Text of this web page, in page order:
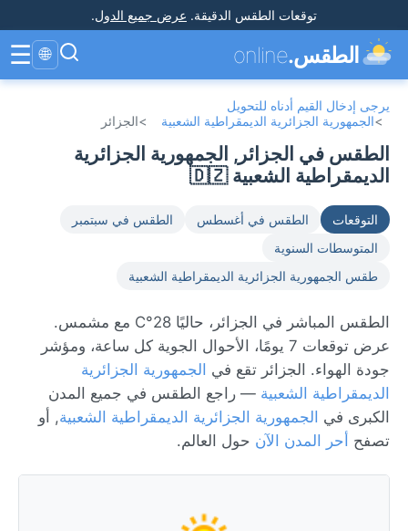
توقعات الطقس الدقيقة. عرض جميع الدول.
الطقس.online
🌐
☰
يرجى إدخال القيم أدناه للتحويل
>الجمهورية الجزائرية الديمقراطية الشعبية >الجزائر
الطقس في الجزائر, الجمهورية الجزائرية
الديمقراطية الشعبية 🇩🇿
التوقعات الطقس في أغسطس
الطقس في سبتمبر
المتوسطات السنوية
طقس الجمهورية الجزائرية الديمقراطية الشعبية
الطقس المباشر في الجزائر، حاليًا 28°C مع مشمس.
عرض توقعات 7 يومًا، الأحوال الجوية كل ساعة، ومؤشر
جودة الهواء. الجزائر تقع في الجمهورية الجزائرية
الديمقراطية الشعبية — راجع الطقس في جميع المدن
الكبرى في الجمهورية الجزائرية الديمقراطية الشعبية, أو
تصفح أحر المدن الآن حول العالم.